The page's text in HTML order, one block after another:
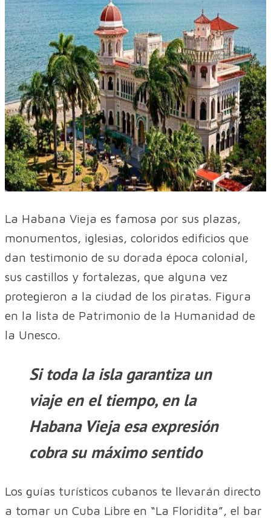
La Habana Vieja es famosa por sus plazas,
monumentos, iglesias, coloridos edificios que
dan testimonio de su dorada época colonial,
sus castillos y fortalezas, que alguna vez
protegieron a la ciudad de los piratas. Figura
en la lista de Patrimonio de la Humanidad de
la Unesco.
Si toda la isla garantiza un
viaje en el tiempo, en la
Habana Vieja esa expresión
cobra su máximo sentido
Los guías turísticos cubanos te llevarán directo
a tomar un Cuba Libre en “La Floridita”, el bar